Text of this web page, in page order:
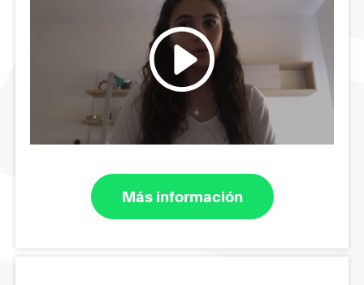
Más información